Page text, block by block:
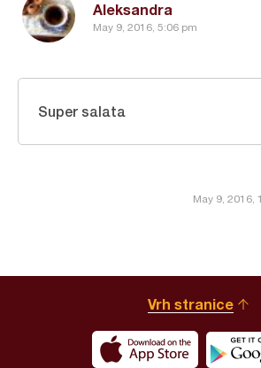
Aleksandra
May 9, 2016, 5:06 pm
May 9, 2016,
Super salata
Vrh stranice